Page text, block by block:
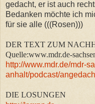
gedacht, er ist auch
Bedanken möchte ich
für sie alle (((Rosen)))
DER TEXT ZUM
Quelle:www.mdr.de-
http://www.mdr.de/mdr-
anhalt/podcast/
DIE LOSUNGEN